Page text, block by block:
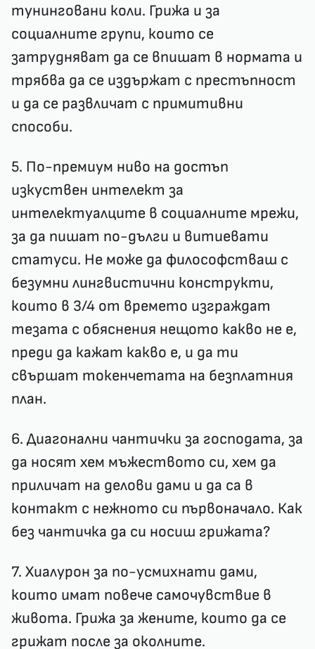
тунинговани коли. Грижа и за
социалните групи, които се
затрудняват да се впишат в нормата и
трябва да се издържат с престъпност
и да се развличат с примитивни
способи.
5. По-премиум ниво на достъп
изкуствен интелект за
интелектуалците в социалните мрежи,
за да пишат по-дълги и витиевати
статуси. Не може да философстваш с
безумни лингвистични конструкти,
които в 3/4 от времето изграждат
тезата с обяснения нещото какво не е,
преди да кажат какво е, и да ти
свършат токенчетата на безплатния
план.
6. Диагонални чантички за господата, за
да носят хем мъжеството си, хем да
приличат на делови дами и да са в
контакт с нежното си първоначало. Как
без чантичка да си носиш грижата?
7. Хиалурон за по-усмихнати дами,
които имат повече самочувствие в
живота. Грижа за жените, които да се
грижат после за околните.